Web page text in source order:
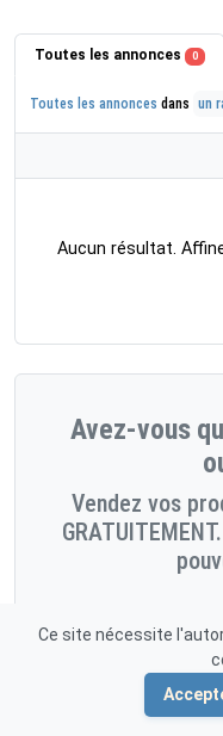
Toutes les annonces 0
Toutes les annonces dans un
Aucun résultat.
Avez-vous
Vendez vos
Ce site nécessite